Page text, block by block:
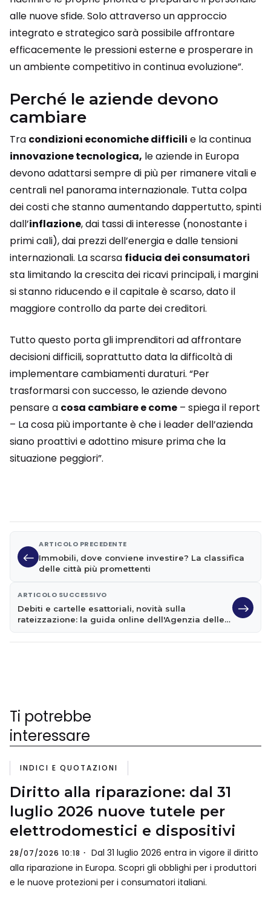
alle nuove sfide. Solo attraverso un approccio
integrato e strategico sarà possibile affrontare
efficacemente le pressioni esterne e prosperare in
un ambiente competitivo in continua evoluzione”.
Perché le aziende devono
cambiare
Tra condizioni economiche difficili e la continua
innovazione tecnologica, le aziende in Europa
devono adattarsi sempre di più per rimanere vitali e
centrali nel panorama internazionale. Tutta colpa
dei costi che stanno aumentando dappertutto, spinti
dall’inflazione, dai tassi di interesse (nonostante i
primi cali), dai prezzi dell’energia e dalle tensioni
internazionali. La scarsa fiducia dei consumatori
sta limitando la crescita dei ricavi principali, i margini
si stanno riducendo e il capitale è scarso, dato il
maggiore controllo da parte dei creditori.
Tutto questo porta gli imprenditori ad affrontare
decisioni difficili, soprattutto data la difficoltà di
implementare cambiamenti duraturi. “Per
trasformarsi con successo, le aziende devono
pensare a cosa cambiare e come – spiega il report
– La cosa più importante è che i leader dell’azienda
siano proattivi e adottino misure prima che la
situazione peggiori”.
ARTICOLO PRECEDENTE
Immobili, dove conviene investire? La classifica
delle città più promettenti
ARTICOLO SUCCESSIVO
Debiti e cartelle esattoriali, novità sulla
rateizzazione: la guida online dell'Agenzia delle
Ti potrebbe
interessare
INDICI E QUOTAZIONI
Diritto alla riparazione: dal 31
luglio 2026 nuove tutele per
elettrodomestici e dispositivi
28/07/2026 10:18
Dal 31 luglio 2026 entra in vigore il diritto
alla riparazione in Europa. Scopri gli obblighi per i produttori
e le nuove protezioni per i consumatori italiani.